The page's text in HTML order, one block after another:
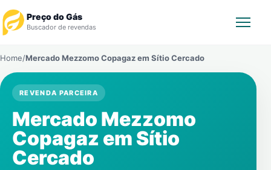
Preço do Gás
Buscador de revendas
Revendedor
Notícias
Cadastre-se
Home/Mercado Mezzomo Copagaz em Sítio Cercado
REVENDA PARCEIRA
Mercado Mezzomo
Copagaz em Sítio
Cercado